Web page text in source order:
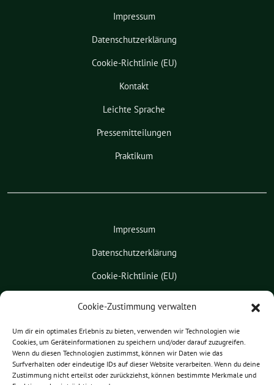
Cookie-Zustimmung verwalten
Um dir ein optimales Erlebnis zu bieten, verwenden wir Technologien wie
Cookies, um Geräteinformationen zu speichern und/oder darauf zuzugreifen.
Wenn du diesen Technologien zustimmst, können wir Daten wie das
Surfverhalten oder eindeutige IDs auf dieser Website verarbeiten. Wenn du deine
Zustimmung nicht erteilst oder zurückziehst, können bestimmte Merkmale und
Impressum
Datenschutzerklärung
Cookie-Richtlinie (EU)
Kontakt
Leichte Sprache
Pressemitteilungen
Praktikum
Impressum
Datenschutzerklärung
Cookie-Richtlinie (EU)
Pressemitteilungen
Praktikum